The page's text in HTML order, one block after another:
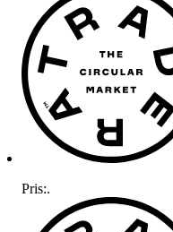
Pris:.